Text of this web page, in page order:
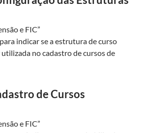
e FIC”
indicar se a estrutura de curso
no cadastro de cursos de
de Cursos
e FIC”